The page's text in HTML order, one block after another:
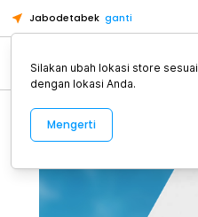
Jabodetabek ganti
Alat Kopi
Silakan ubah lokasi store sesuai
dengan lokasi Anda.
Mengerti